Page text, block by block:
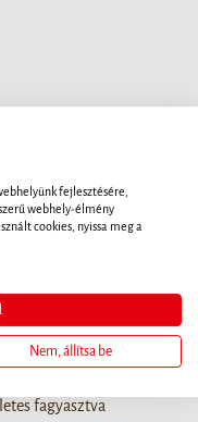
és meg szeretné
azért, mert
fagyasztva
fejlesztésére,
webhely-élmény
cookies, nyissa meg a
Nem, állítsa be